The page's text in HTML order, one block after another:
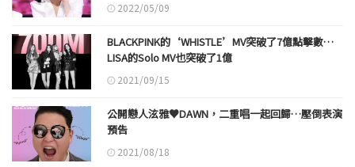
2022/05/09
BLACKPINK的‘WHISTLE’MV突破了7億點擊數…
LISA的Solo MV也突破了1億
2021/09/15
公開戀人泫雅♥DAWN，二重唱一起回歸…壓倒表演
預告
2021/08/18